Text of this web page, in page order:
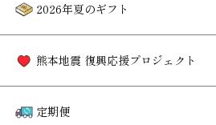
2026年夏のギフト
熊本地震 復興応援プロジェクト
定期便